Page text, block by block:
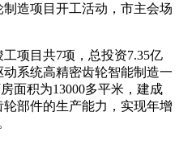
造项目开工活动，市主会场
项目共7项，总投资7.35亿
系统高精密齿轮智能制造一
面积为13000多平米，建成
部件的生产能力，实现年增